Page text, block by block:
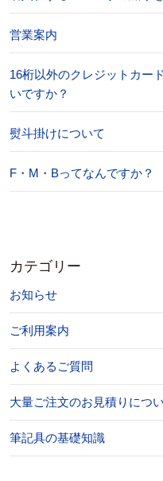
営業案内
16桁以外のクレジットカー
いですか？
熨斗掛けについて
F・M・Bってなんですか？
カテゴリー
お知らせ
ご利用案内
よくあるご質問
大量ご注文のお見積りにつ
筆記具の基礎知識